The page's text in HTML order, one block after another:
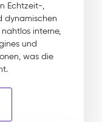
Echtzeit-,
dynamischen
nahtlos interne,
und
was die